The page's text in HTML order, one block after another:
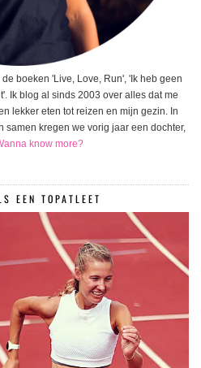
boeken 'Live, Love, Run', 'Ik heb geen
Ik blog al sinds 2003 over alles dat me
lekker eten tot reizen en mijn gezin. In
samen kregen we vorig jaar een dochter,
know more?
EEN TOPATLEET